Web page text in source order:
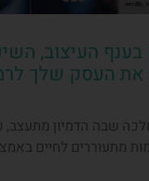
בענף העיצוב,
את העסק שלך
שבה הדמיון מתעצב,
מתעוררים לחיים